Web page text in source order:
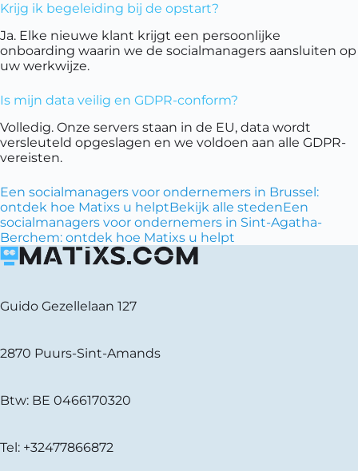
Krijg ik begeleiding bij de opstart?
Ja. Elke nieuwe klant krijgt een persoonlijke
onboarding waarin we de socialmanagers aansluiten op
uw werkwijze.
Is mijn data veilig en GDPR-conform?
Volledig. Onze servers staan in de EU, data wordt
versleuteld opgeslagen en we voldoen aan alle GDPR-
vereisten.
Een socialmanagers voor ondernemers in Brussel:
ontdek hoe Matixs u helptBekijk alle stedenEen
socialmanagers voor ondernemers in Sint-Agatha-
Berchem: ontdek hoe Matixs u helpt
Guido Gezellelaan 127
2870 Puurs-Sint-Amands
Btw: BE 0466170320
Tel: +32477866872